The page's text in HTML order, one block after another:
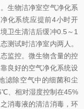
生物洁净室空气净化系
化系统应提前4小时开
卫生清洁后缓冲0.5～1
测试时洁净室内两人。
监控。微生物含量的控
良好的空气净化系统设
滤除空气中的细菌和尘
、相对湿度控制在45%
消毒液的清洁消毒，环